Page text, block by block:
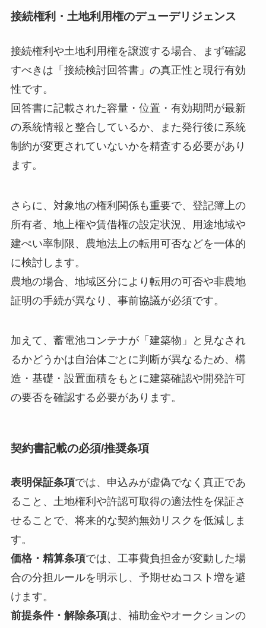
接続権利・土地利用権のデューデリジェンス
接続権利や土地利用権を譲渡する場合、まず確認
すべきは「接続検討回答書」の真正性と現行有効
性です。
回答書に記載された容量・位置・有効期間が最新
の系統情報と整合しているか、また発行後に系統
制約が変更されていないかを精査する必要があり
ます。
さらに、対象地の権利関係も重要で、登記簿上の
所有者、地上権や賃借権の設定状況、用途地域や
建ぺい率制限、農地法上の転用可否などを一体的
に検討します。
農地の場合、地域区分により転用の可否や非農地
証明の手続が異なり、事前協議が必須です。
加えて、蓄電池コンテナが「建築物」と見なされ
るかどうかは自治体ごとに判断が異なるため、構
造・基礎・設置面積をもとに建築確認や開発許可
の要否を確認する必要があります。
契約書記載の必須/推奨条項
表明保証条項では、申込みが虚偽でなく真正であ
ること、土地権利や許認可取得の適法性を保証さ
せることで、将来的な契約無効リスクを低減しま
す。
価格・精算条項では、工事費負担金が変動した場
合の分担ルールを明示し、予期せぬコスト増を避
けます。
前提条件・解除条項は、補助金やオークションの